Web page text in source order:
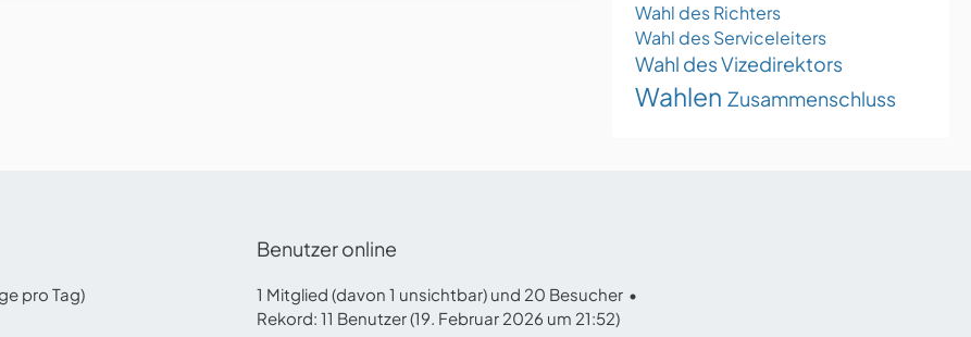
Wahl des Richters
Wahl des Serviceleiters
Wahl des Vizedirektors
Wahlen Zusammenschluss
pro Tag)
Benutzer online
1 Mitglied (davon 1 unsichtbar) und 20 Besucher
Rekord: 11 Benutzer (19. Februar 2026 um 21:52)